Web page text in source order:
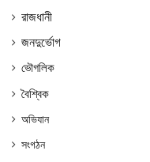
রাজধানী
জনদুর্ভোগ
ভৌগলিক
বৈশ্বিক
অভিযান
সংগঠন